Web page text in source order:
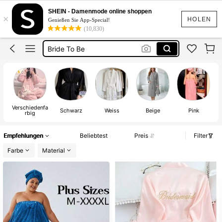
HOLEN
×
SHEIN - Damenmode online shoppen
Genießen Sie App-Special!
(10,830)
Bademantel Damen
Morgenmantel Damen
Bademantel Herren
Bride To Be
Bademantel Damen
Verschiedenfa
rbig Schwarz Weiss Beige Pink
Empfehlungen Beliebtest Preis
Filter
Farbe
Material